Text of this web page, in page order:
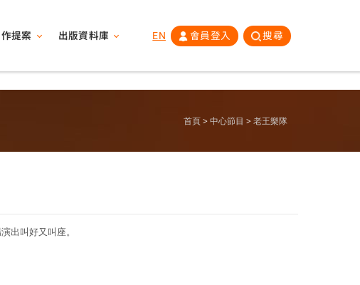
提案 出版資料庫 EN 會員登入 搜尋
首頁 中心節目 老王樂隊
出叫好又叫座。